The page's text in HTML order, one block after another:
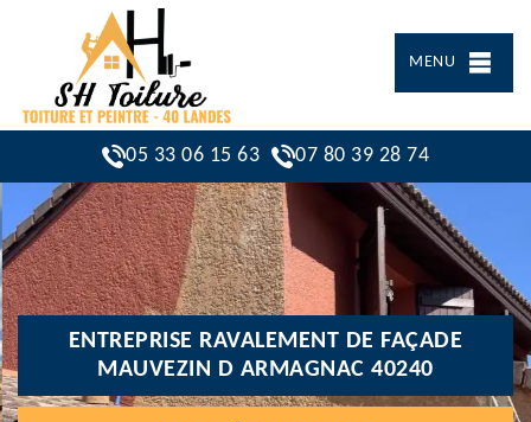
MENU
05 33 06 15 63 07 80 39 28 74
ENTREPRISE RAVALEMENT DE FAÇADE
MAUVEZIN D ARMAGNAC 40240